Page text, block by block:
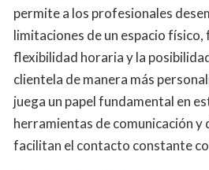
permite a los profesionales
limitaciones de un espacio
flexibilidad horaria y la
clientela de manera más
juega un papel fundamental en
herramientas de comunicación y
facilitan el contacto constante